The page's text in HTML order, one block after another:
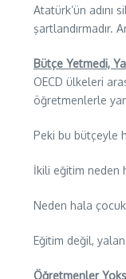
Atatürk’ün adını
şartlandırmadır.
Bütçe Yetmedi,
OECD ülkeleri
öğretmenlerle
Peki bu bütçeyle
İkili eğitim neden
Neden hala
Eğitim değil,
Öğretmenler